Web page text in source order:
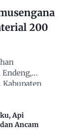
200
Endeng,
Api
Ancam